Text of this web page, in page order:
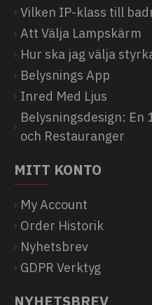
Vilken IP-klass till
Att Välja Lampskärm
Hur ska jag välja
Belysnings App
Inred Med Ljus
Belysningsdesign:
och Restauranger
MITT KONTO
My Account
Order Historik
Nyhetsbrev
GDPR Verktyg
NYHETSBREV